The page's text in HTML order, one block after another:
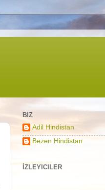
BIZ
Adil Hindistan
Bezen Hindistan
İZLEYICILER